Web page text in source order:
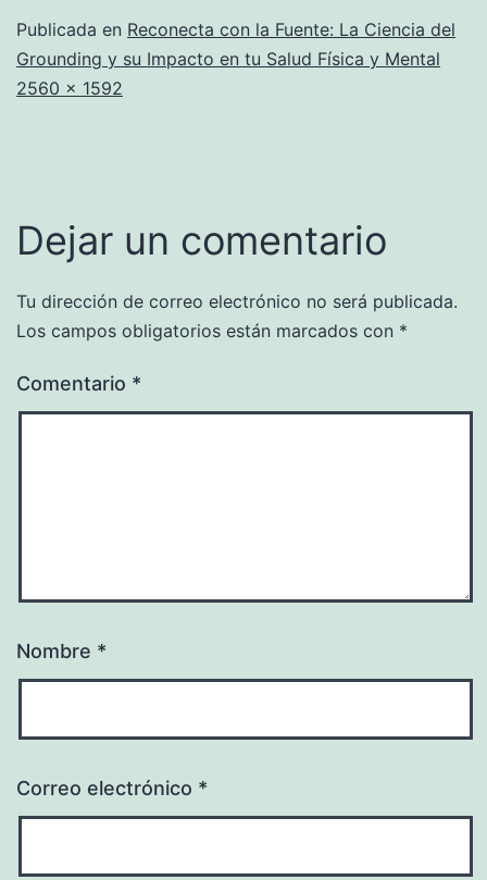
Publicada en Reconecta con la Fuente: La Ciencia del
Grounding y su Impacto en tu Salud Física y Mental
Tamaño
2560 × 1592
Dejar un comentario
Tu dirección de correo electrónico no será publicada.
Los campos obligatorios están marcados con *
Comentario *
Nombre *
Correo electrónico *